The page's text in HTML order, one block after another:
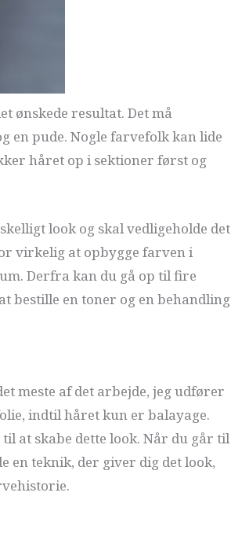
ønskede resultat. Det må
en pude. Nogle farvefolk kan lide
håret op i sektioner først og
look og skal vedligeholde det
virkelig at opbygge farven i
Derfra kan du gå op til fire
bestille en toner og en behandling
meste af det arbejde, jeg udfører
indtil håret kun er balayage.
at skabe dette look. Når du går til
en teknik, der giver dig det look,